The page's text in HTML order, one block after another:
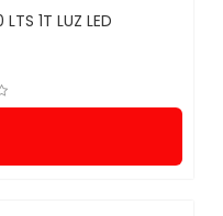
1T LUZ LED